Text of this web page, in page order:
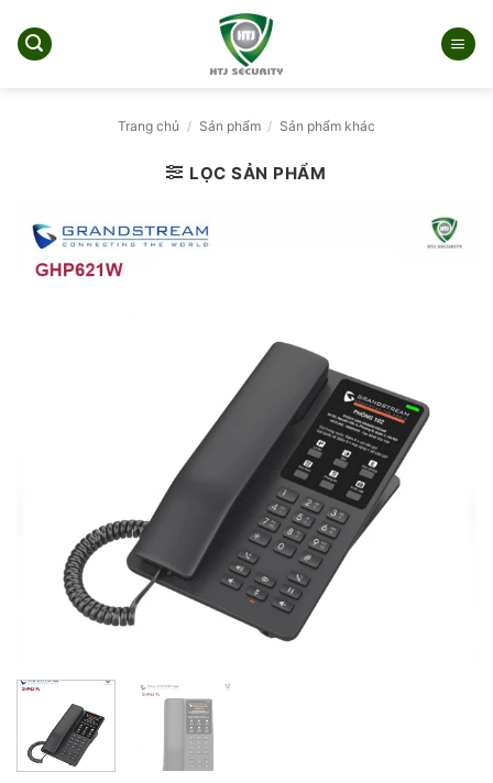
qua
Trang chủ / Sản phẩm / Sản phẩm khác
LỌC SẢN PHẨM